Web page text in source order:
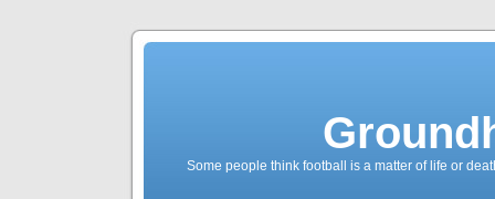
Some people think football is a matter of life or